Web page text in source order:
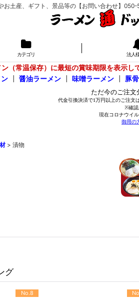
お土産、ギフト、景品等の【お問い合わせ】
カテゴリ 法人
（常温保存）に最短の賞味期限を表示
醤油ラーメン 味噌ラーメン 豚
> 漬物
グ
No.8